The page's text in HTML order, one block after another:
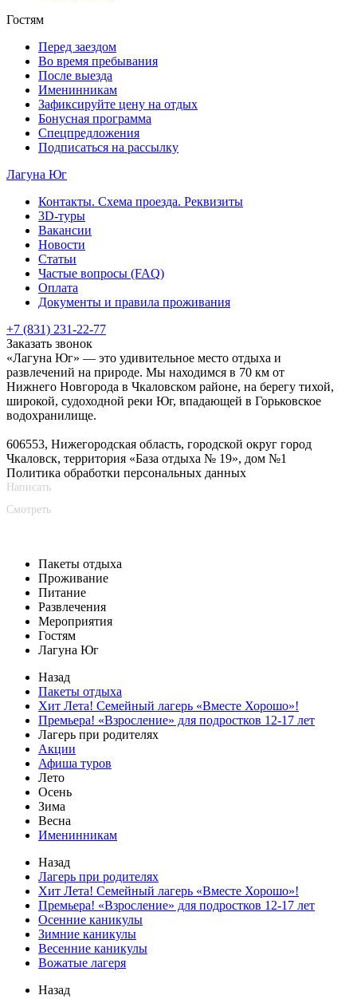
Гостям
Перед заездом
Во время пребывания
После выезда
Именинникам
Зафиксируйте цену на отдых
Бонусная программа
Спецпредложения
Подписаться на рассылку
Лагуна Юг
Контакты. Схема проезда. Реквизиты
3D-туры
Вакансии
Новости
Статьи
Частые вопросы (FAQ)
Оплата
Документы и правила проживания
+7 (831) 231-22-77
Заказать звонок
«Лагуна Юг» — это удивительное место отдыха и
развлечений на природе. Мы находимся в 70 км от
Нижнего Новгорода в Чкаловском районе, на берегу тихой,
широкой, судоходной реки Юг, впадающей в Горьковское
водохранилище.
606553, Нижегородская область, городской округ город
Чкаловск, территория «База отдыха № 19», дом №1
Политика обработки персональных данных
Написать
Смотреть
Пакеты отдыха
Проживание
Питание
Развлечения
Мероприятия
Гостям
Лагуна Юг
Назад
Пакеты отдыха
Хит Лета! Семейный лагерь «Вместе Хорошо»!
Премьера! «Взросление» для подростков 12‑17 лет
Лагерь при родителях
Акции
Афиша туров
Лето
Осень
Зима
Весна
Именинникам
Назад
Лагерь при родителях
Хит Лета! Семейный лагерь «Вместе Хорошо»!
Премьера! «Взросление» для подростков 12‑17 лет
Осенние каникулы
Зимние каникулы
Весенние каникулы
Вожатые лагеря
Назад